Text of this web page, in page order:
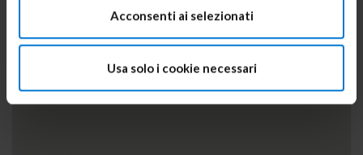
Acconsenti ai selezionati
Usa solo i cookie necessari